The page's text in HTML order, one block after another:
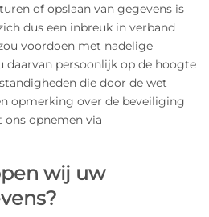
of opslaan van gegevens is
dus een inbreuk in verband
voordoen met nadelige
daarvan persoonlijk op de hoogte
die door de wet
opmerking over de beveiliging
opnemen via
wij uw